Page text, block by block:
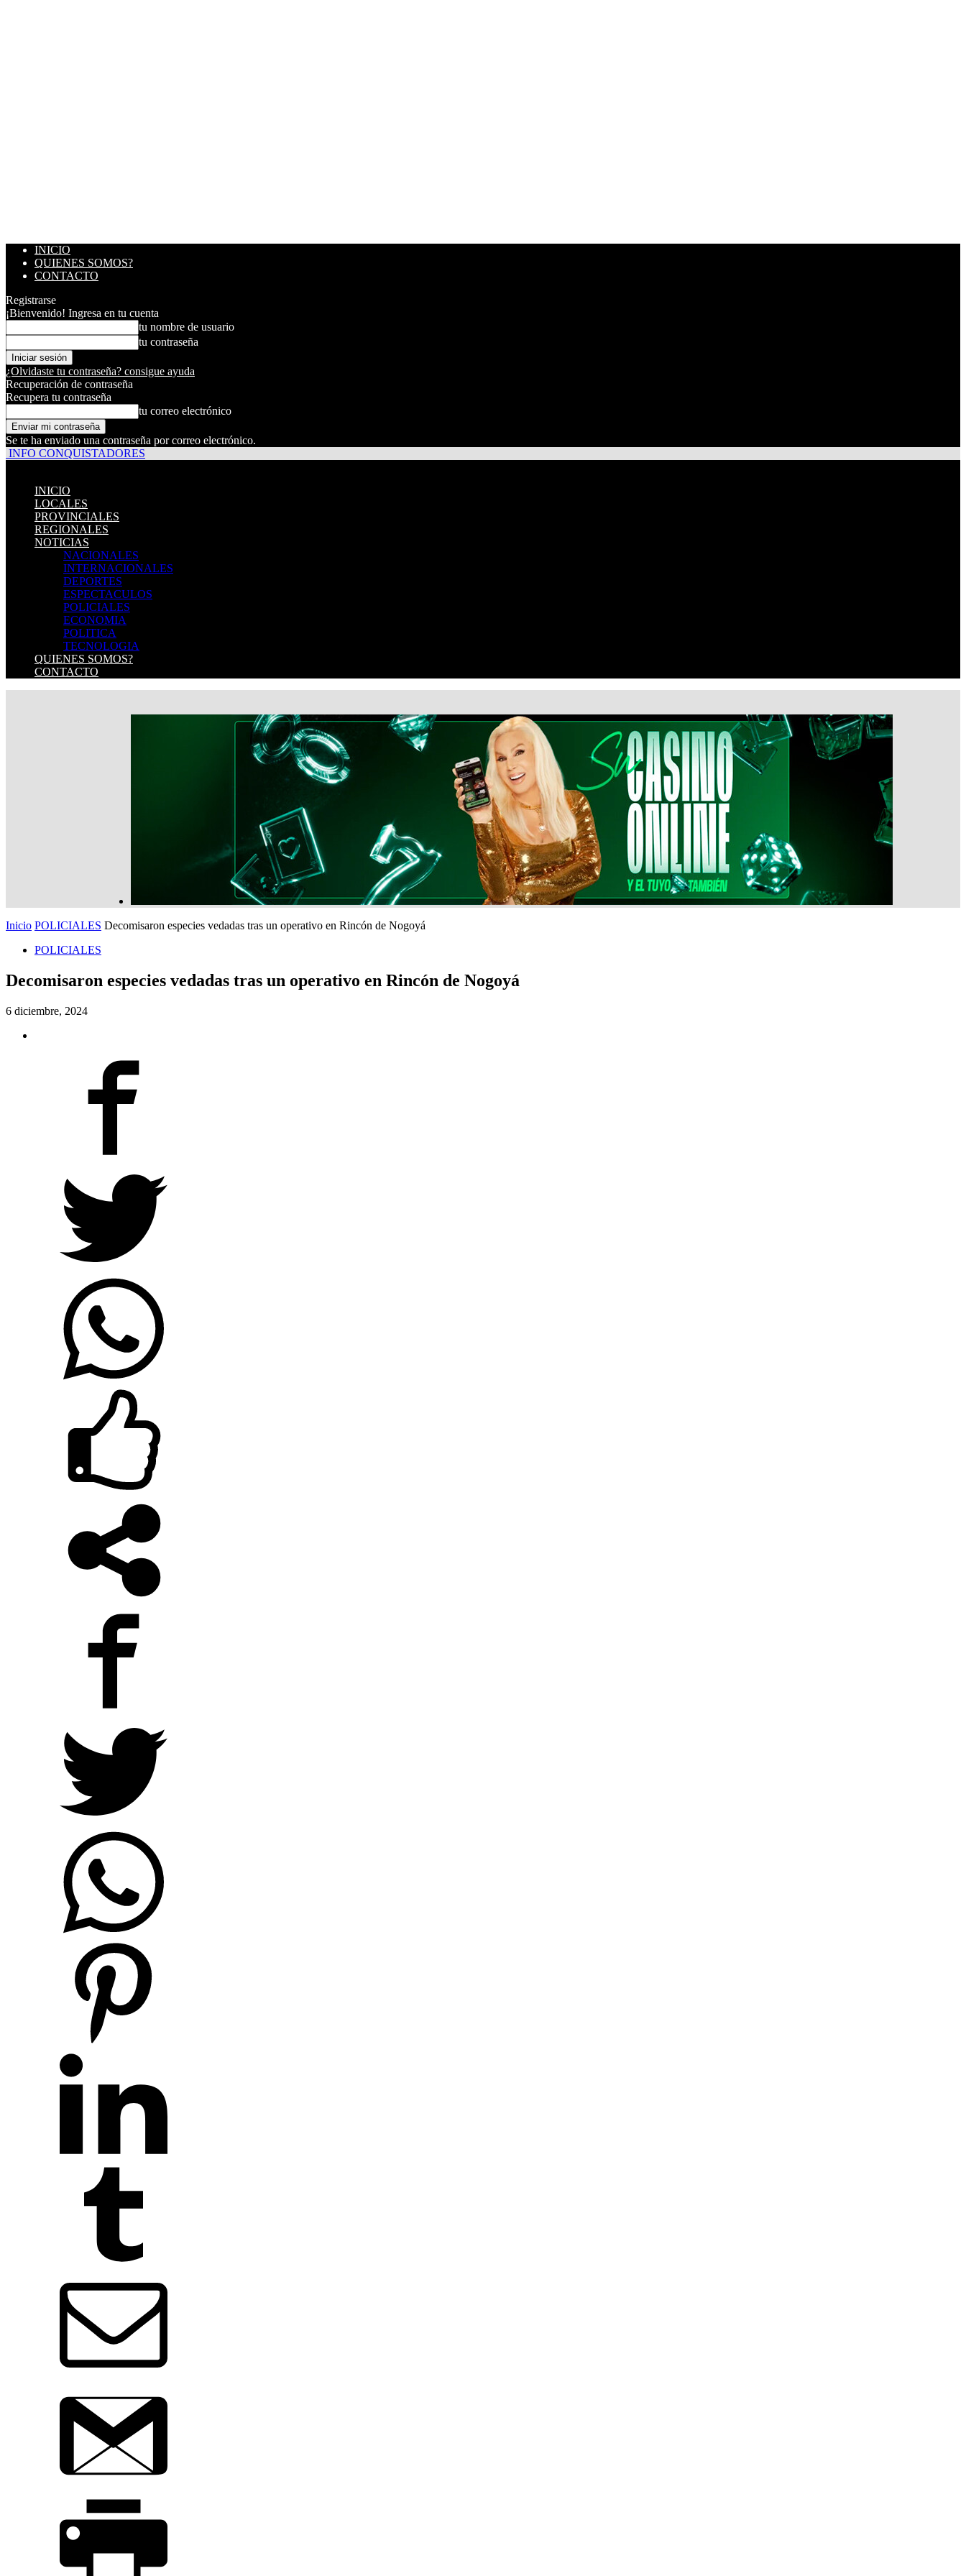
INICIO
QUIENES SOMOS?
CONTACTO
Registrarse
¡Bienvenido! Ingresa en tu cuenta
tu nombre de usuario
tu contraseña
¿Olvidaste tu contraseña? consigue ayuda
Recuperación de contraseña
Recupera tu contraseña
tu correo electrónico
Se te ha enviado una contraseña por correo electrónico.
INFO CONQUISTADORES
INICIO
LOCALES
PROVINCIALES
REGIONALES
NOTICIAS
NACIONALES
INTERNACIONALES
DEPORTES
ESPECTACULOS
POLICIALES
ECONOMIA
POLITICA
TECNOLOGIA
QUIENES SOMOS?
CONTACTO
Inicio POLICIALES Decomisaron especies vedadas tras un operativo en Rincón de Nogoyá
POLICIALES
Decomisaron especies vedadas tras un operativo en Rincón de Nogoyá
6 diciembre, 2024